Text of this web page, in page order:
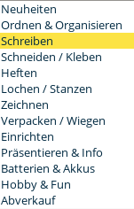
Neuheiten
Ordnen & Organisieren
Schreiben
Schneiden / Kleben
Heften
Lochen / Stanzen
Zeichnen
Verpacken / Wiegen
Einrichten
Präsentieren & Info
Batterien & Akkus
Hobby & Fun
Abverkauf